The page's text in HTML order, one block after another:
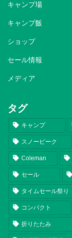
キャンプ場
キャンプ飯
ショップ
セール情報
メディア
タグ
キャンプ
スノーピーク
Coleman
セール
タイムセール祭り
コンパクト
折りたたみ